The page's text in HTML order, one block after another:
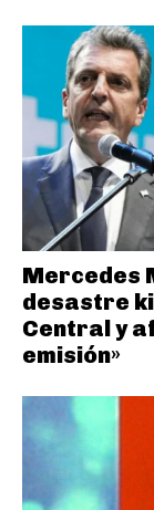
Mercedes
desastre
Central y
emisión»